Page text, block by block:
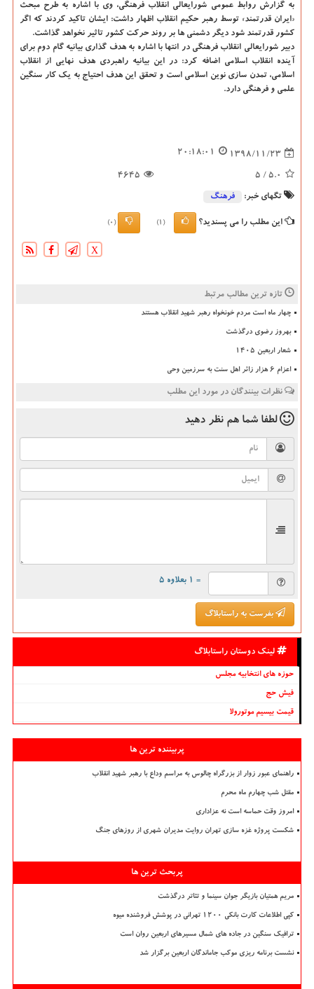
به گزارش روابط عمومی شورایعالی انقلاب فرهنگی، وی با اشاره به طرح مبحث
«ایران قدرتمند» توسط رهبر حكیم انقلاب اظهار داشت: ایشان تاكید كردند كه اگر
كشور قدرتمند شود دیگر دشمنی ها بر روند حركت كشور تاثیر نخواهد گذاشت.
دبیر شورایعالی انقلاب فرهنگی در انتها با اشاره به هدف گذاری بیانیه گام دوم برای
آینده انقلاب اسلامی اضافه كرد: در این بیانیه راهبردی هدف نهایی از انقلاب
اسلامی، تمدن سازی نوین اسلامی است و تحقق این هدف احتیاج به یك كار سنگین
علمی و فرهنگی دارد.
1398/11/23
20:18:01
5.0
/ 5
4645
تگهای خبر: فرهنگ
این مطلب را می پسندید؟ (1)
(0)
X
تازه ترین مطالب مرتبط
چهار ماه است مردم خونخواه رهبر شهید انقلاب هستند
بهروز رضوی درگذشت
شعار اربعین ۱۴۰۵
اعزام ۶ هزار زائر اهل سنت به سرزمین وحی
نظرات بینندگان در مورد این مطلب
لطفا شما هم نظر دهید
= ۱ بعلاوه ۵
بفرست به راستابلاگ
لینک دوستان راستابلاگ
حوزه های انتخابیه مجلس
فیش حج
قیمت بیسیم موتورولا
پربیننده ترین ها
راهنمای عبور زوار از بزرگراه چالوس به مراسم وداع با رهبر شهید انقلاب
مقتل شب چهارم ماه محرم
امروز وقت حماسه است نه عزاداری
شکست پروژه غزه سازی تهران روایت مدیران شهری از روزهای جنگ
پربحث ترین ها
مریم همتیان بازیگر جوان سینما و تئاتر درگذشت
کپی اطلاعات کارت بانکی ۱۲۰۰ تهرانی در پوشش فروشنده میوه
ترافیک سنگین در جاده های شمال مسیرهای اربعین روان است
نشست برنامه ریزی موکب جاماندگان اربعین برگزار شد